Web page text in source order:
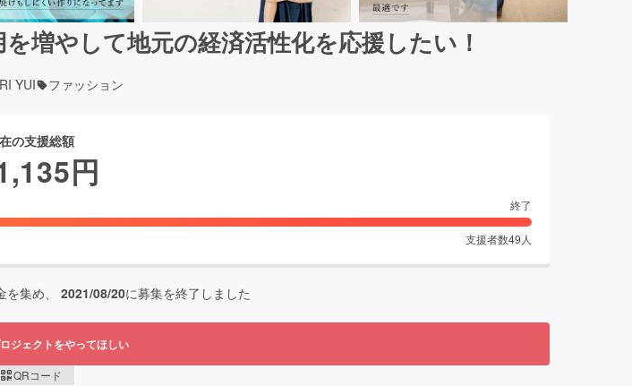
増やして地元の経済活性化を応援したい！
YUI ファッション
の支援総額
円
終了
支援者数49 人
を集め、 2021/08/20に募集を終了しました
ジェクトをやってほしい
QRコード